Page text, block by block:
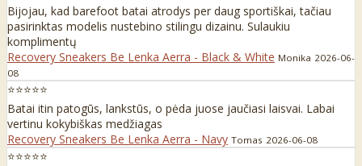
Bijojau, kad barefoot batai atrodys per daug sportiškai, tačiau
pasirinktas modelis nustebino stilingu dizainu. Sulaukiu
komplimentų
Recovery Sneakers Be Lenka Aerra - Black & White Monika 2026-06-
08
⭐⭐⭐⭐⭐
Batai itin patogūs, lankstūs, o pėda juose jaučiasi laisvai. Labai
vertinu kokybiškas medžiagas
Recovery Sneakers Be Lenka Aerra - Navy Tomas 2026-06-08
⭐⭐⭐⭐⭐